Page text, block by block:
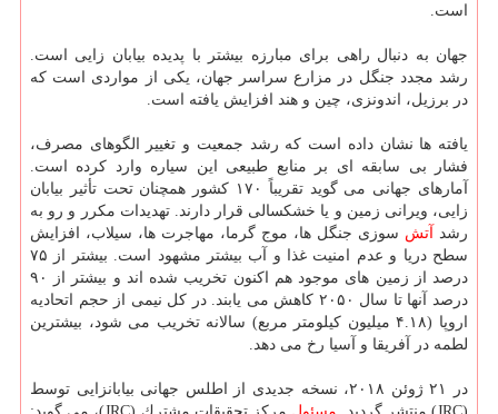
است.
جهان به دنبال راهی برای مبارزه بیشتر با پدیده بیابان زایی است.
رشد مجدد جنگل در مزارع سراسر جهان، یكی از مواردی است كه
در برزیل، اندونزی، چین و هند افزایش یافته است.
یافته ها نشان داده است كه رشد جمعیت و تغییر الگوهای مصرف،
فشار بی سابقه ای بر منابع طبیعی این سیاره وارد كرده است.
آمارهای جهانی می گوید تقریباً ۱۷۰ كشور همچنان تحت تأثیر بیابان
زایی، ویرانی زمین و یا خشكسالی قرار دارند. تهدیدات مكرر و رو به
رشد آتش سوزی جنگل ها، موج گرما، مهاجرت ها، سیلاب، افزایش
سطح دریا و عدم امنیت غذا و آب بیشتر مشهود است. بیشتر از ۷۵
درصد از زمین های موجود هم اكنون تخریب شده اند و بیشتر از ۹۰
درصد آنها تا سال ۲۰۵۰ كاهش می یابند. در كل نیمی از حجم اتحادیه
اروپا (۴.۱۸ میلیون كیلومتر مربع) سالانه تخریب می شود، بیشترین
لطمه در آفریقا و آسیا رخ می دهد.
در ۲۱ ژوئن ۲۰۱۸، نسخه جدیدی از اطلس جهانی بیابانزایی توسط
(JRC) منتشر گردید.
مسئول مركز تحقیقات مشترك (JRC)، می گوید: